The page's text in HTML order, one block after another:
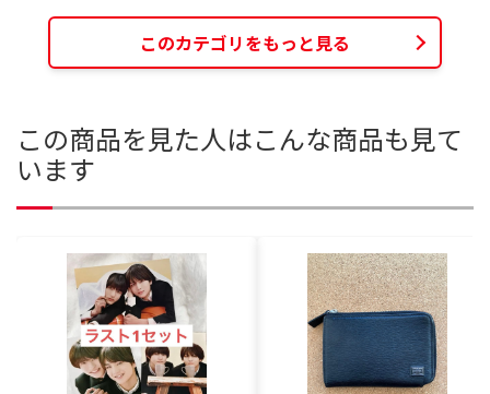
このカテゴリをもっと見る
この商品を見た人はこんな商品も見て
います